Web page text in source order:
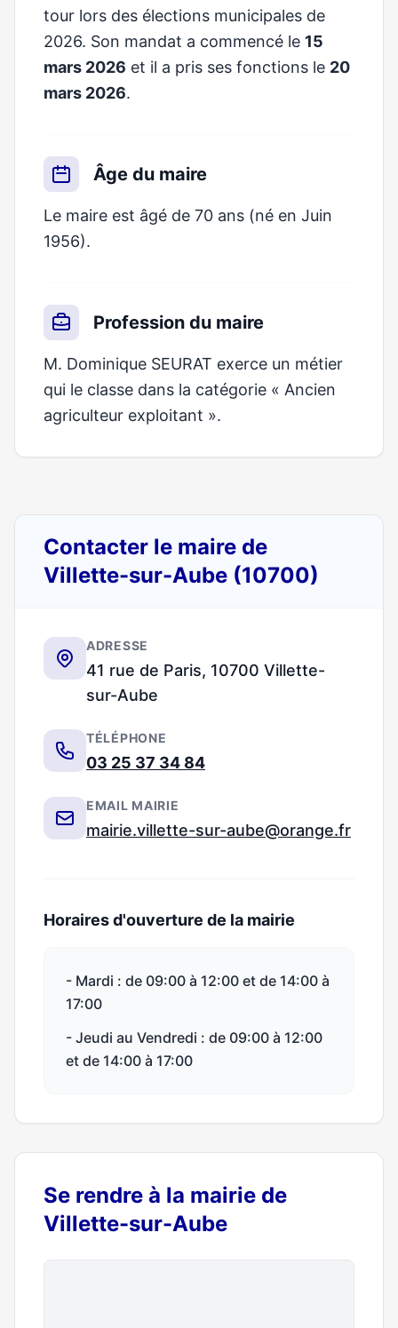
tour lors des élections municipales de
2026. Son mandat a commencé le 15
mars 2026 et il a pris ses fonctions le 20
mars 2026.
Âge du maire
Le maire est âgé de 70 ans (né en Juin
1956).
Profession du maire
M. Dominique SEURAT exerce un métier
qui le classe dans la catégorie « Ancien
agriculteur exploitant ».
Contacter le maire de
Villette-sur-Aube (10700)
ADRESSE
41 rue de Paris, 10700 Villette-
sur-Aube
TÉLÉPHONE
03 25 37 34 84
EMAIL MAIRIE
mairie.villette-sur-aube@orange.fr
Horaires d'ouverture de la mairie
- Mardi : de 09:00 à 12:00 et de 14:00 à
17:00
- Jeudi au Vendredi : de 09:00 à 12:00
et de 14:00 à 17:00
Se rendre à la mairie de
Villette-sur-Aube